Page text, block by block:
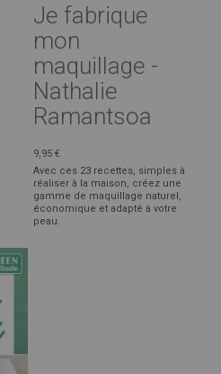
Je fabrique
mon
maquillage -
Nathalie
Ramantsoa
9,95 €
Avec ces 23 recettes, simples à
réaliser à la maison, créez une
gamme de maquillage naturel,
économique et adapté à votre
peau.